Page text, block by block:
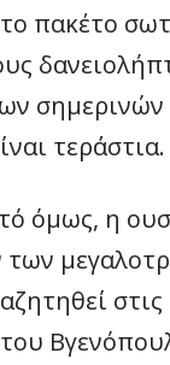
πακέτο
σημερινών
τεράστια.
όμως, η
των